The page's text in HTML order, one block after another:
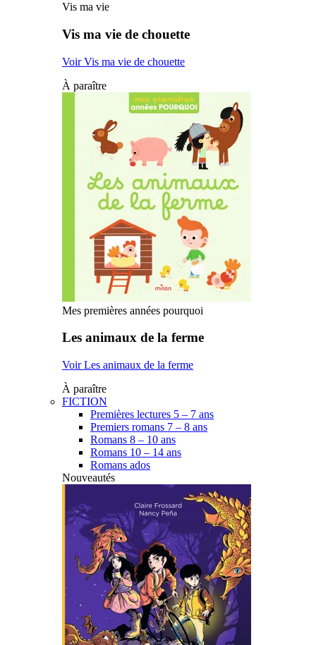
Vis ma vie
Vis ma vie de chouette
Voir Vis ma vie de chouette
À paraître
Mes premières années pourquoi
Les animaux de la ferme
Voir Les animaux de la ferme
À paraître
FICTION
Premières lectures 5 – 7 ans
Premiers romans 7 – 8 ans
Romans 8 – 10 ans
Romans 10 – 14 ans
Romans ados
Nouveautés